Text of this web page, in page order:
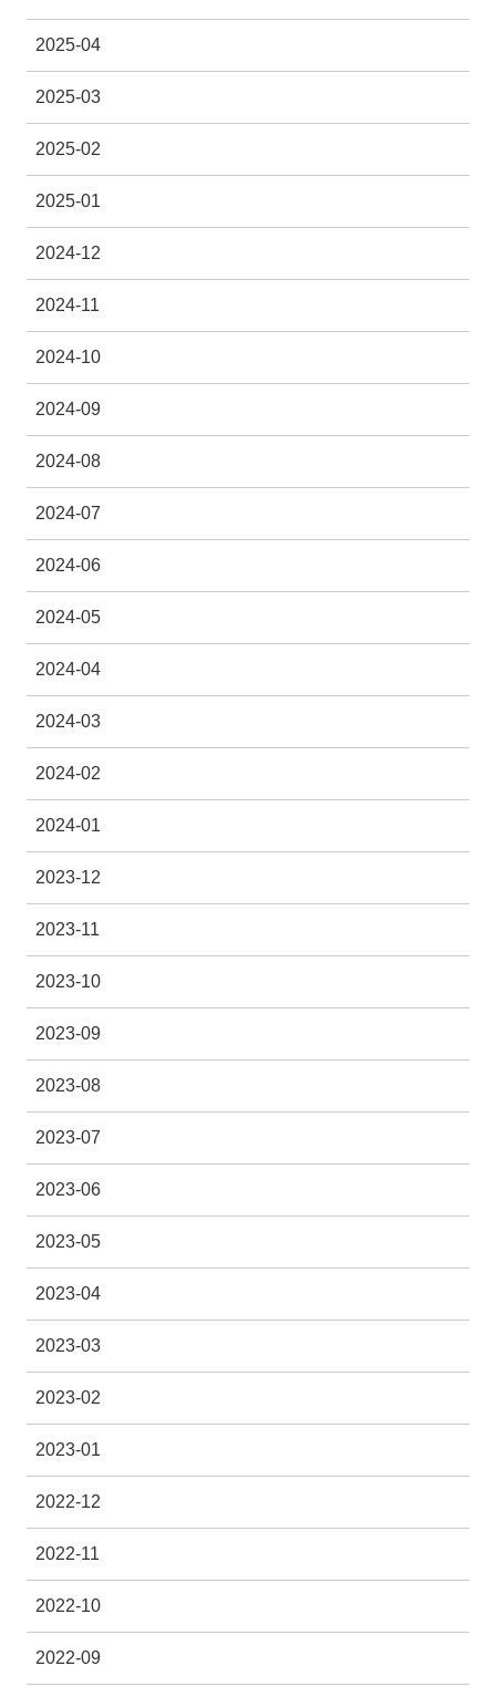
2025-04
2025-03
2025-02
2025-01
2024-12
2024-11
2024-10
2024-09
2024-08
2024-07
2024-06
2024-05
2024-04
2024-03
2024-02
2024-01
2023-12
2023-11
2023-10
2023-09
2023-08
2023-07
2023-06
2023-05
2023-04
2023-03
2023-02
2023-01
2022-12
2022-11
2022-10
2022-09